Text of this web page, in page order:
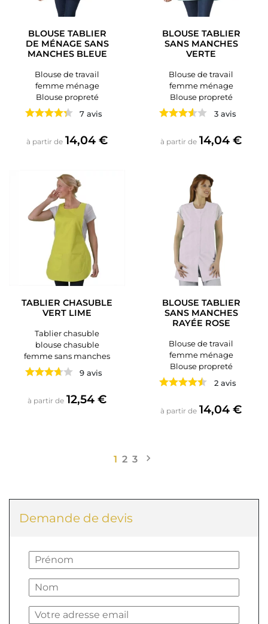
BLOUSE TABLIER
DE MÉNAGE SANS
MANCHES BLEUE
Blouse de travail
femme ménage
Blouse propreté
7 avis
à partir de Prix
14,04 €
BLOUSE TABLIER
SANS MANCHES
VERTE
Blouse de travail
femme ménage
Blouse propreté
3 avis
à partir de Prix
14,04 €
TABLIER CHASUBLE
VERT LIME
Tablier chasuble
blouse chasuble
femme sans manches
9 avis
à partir de Prix
12,54 €
BLOUSE TABLIER
SANS MANCHES
RAYÉE ROSE
Blouse de travail
femme ménage
Blouse propreté
2 avis
à partir de Prix
14,04 €
1 2 3 Suivant

Demande de devis